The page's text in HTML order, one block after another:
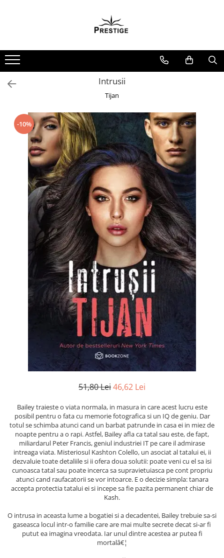
Noutati
Promotii
Pachete Speciale Carti
Arte Divinatorii
Astrologie
Chiromantie
Dezvoltare Spirituala
KidConnection
Minte Corp
New Illuminati Files
Numerologie
Paranormal
Parapsihologie
Ramtha
Audiobook
ReConnect
ScienceConnection
SelfConnect
Sanatate
Diete
Gastronomik
Masaj
MedConnect
Medicina & Farmacie
SealfHealing
Sport
Intrusii
Tijan
-10%
51,80 Lei46,62 Lei
Bailey traieste o viata normala, in masura in care acest lucru este
posibil pentru o fata cu memorie fotografica si un IQ de geniu. Dar
totul se schimba atunci cand un barbat patrunde in casa ei in miez de
noapte pentru a o rapi. Astfel, Bailey afla ca tatal sau este, de fapt,
miliardarul Peter Francis, geniul industriei IT pe care il admirase
intreaga viata. Misteriosul Kashton Colello, un asociat al tatalui ei, ii
dezvaluie toate detaliile si ii ofera doua solutii: poate veni cu el sa isi
cunoasca tatal sau poate incerca sa supravietuiasca pe cont propriu
atunci cand raufacatorii se vor intoarce. E o decizie simpla: tanara
accepta protectia tatalui ei si incepe sa fie pazita permanent chiar de
Kash.
O intrusa in aceasta lume a bogatiei si a decadentei, Bailey trebuie sa-si
gaseasca locul intr-o familie care are mai multe secrete decat si-ar fi
putut ea imagina vreodata. Iar unul dintre acestea ar putea fi
mortalâ€¦